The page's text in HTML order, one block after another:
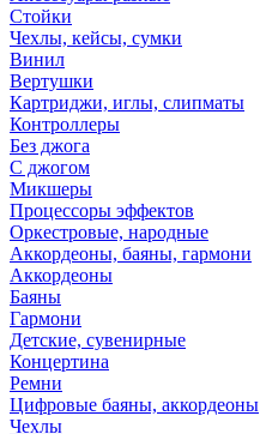
Стойки
Чехлы, кейсы, сумки
Винил
Вертушки
Картриджи, иглы, слипматы
Контроллеры
Без джога
С джогом
Микшеры
Процессоры эффектов
Оркестровые, народные
Аккордеоны, баяны, гармони
Аккордеоны
Баяны
Гармони
Детские, сувенирные
Концертина
Ремни
Цифровые баяны, аккордеоны
Чехлы